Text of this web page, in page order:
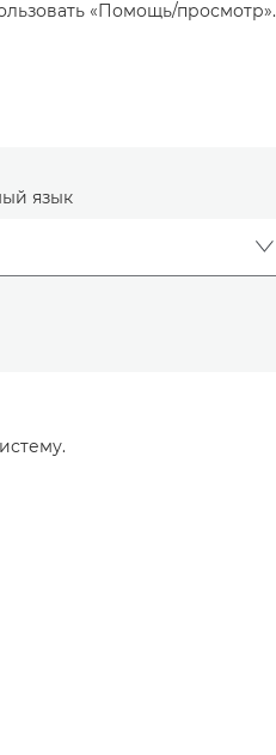
«Помощь/просмотр».
язык